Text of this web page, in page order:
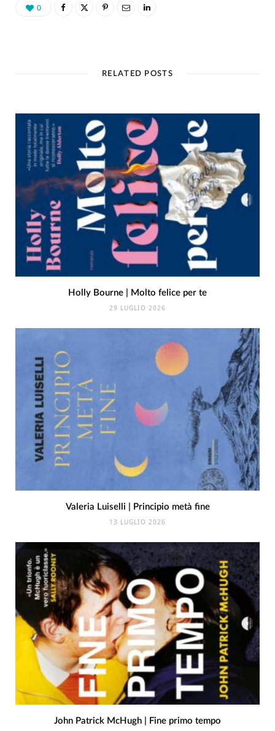
0
RELATED POSTS
Holly Bourne | Molto felice per te
29 LUGLIO 2026
Valeria Luiselli | Principio metà fine
13 LUGLIO 2026
John Patrick McHugh | Fine primo tempo